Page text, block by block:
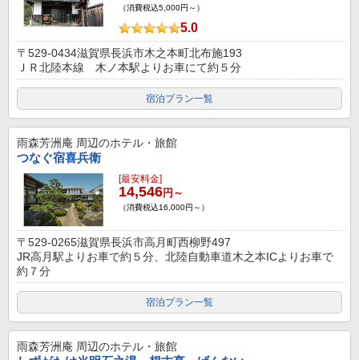
（消費税込5,000円～）
5.0
〒529-0434滋賀県長浜市木之本町北布施193
ＪＲ北陸本線 木ノ本駅よりお車にて約５分
宿泊プラン一覧
雨森芳洲庵 周辺のホテル・旅館
つなぐ宿喜兵衛
[最安料金]
14,546円～
（消費税込16,000円～）
〒529-0265滋賀県長浜市高月町西柳野497
JR高月駅よりお車で約５分、北陸自動車道木之本ICよりお車で
約７分
宿泊プラン一覧
雨森芳洲庵 周辺のホテル・旅館